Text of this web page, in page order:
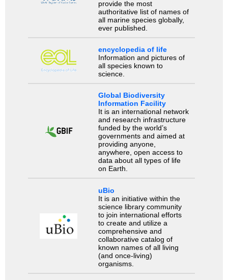
provide the most
authoritative list of names of
all marine species globally,
ever published.
encyclopedia of life
Information and pictures of
all species known to
science.
Global Biodiversity
Information Facility
It is an international network
and research infrastructure
funded by the world’s
governments and aimed at
providing anyone,
anywhere, open access to
data about all types of life
on Earth.
uBio
It is an initiative within the
science library community
to join international efforts
to create and utilize a
comprehensive and
collaborative catalog of
known names of all living
(and once-living)
organisms.